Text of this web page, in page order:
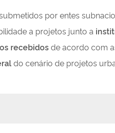
por entes
a projetos junto a
recebidosde acordo com
do cenário de projetos